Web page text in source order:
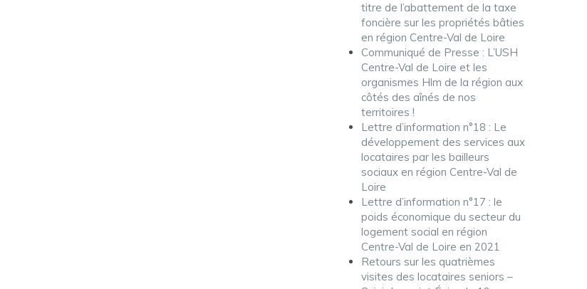
titre de l’abattement de la taxe
foncière sur les propriétés bâties
en région Centre-Val de Loire
Communiqué de Presse : L’USH
Centre-Val de Loire et les
organismes Hlm de la région aux
côtés des aînés de nos
territoires !
Lettre d’information n°18 : Le
développement des services aux
locataires par les bailleurs
sociaux en région Centre-Val de
Loire
Lettre d’information n°17 : le
poids économique du secteur du
logement social en région
Centre-Val de Loire en 2021
Retours sur les quatrièmes
visites des locataires seniors –